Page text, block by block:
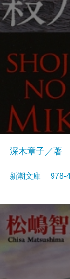
深木章子／著
新潮文庫 978-